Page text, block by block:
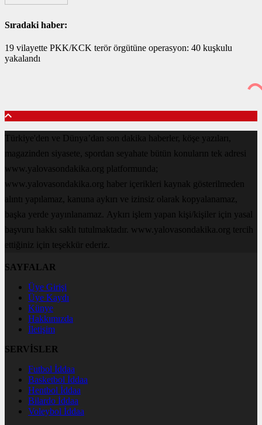
Sıradaki haber:
19 vilayette PKK/KCK terör örgütüne operasyon: 40 kuşkulu
yakalandı
Türkiye'den ve Dünya’dan son dakika haberler, köşe yazıları,
magazinden siyasete, spordan seyahate bütün konuların tek adresi
www.yalovasondakika.org platformunda;
www.yalovasondakika.org haber içerikleri kaynak gösterilmeden
alıntı yapılamaz, kanuna aykırı ve izinsiz olarak kopyalanamaz,
başka yerde yayınlanamaz. Aykırı işlem yapan kişi/kişiler için yasal
başvuru hakkı saklı tutulmaktadır. www.yalovasondakika.org tercih
ettiğiniz için teşekkür ederiz.
SAYFALAR
Üye Girişi
Üye Kaydı
Künye
Hakkımızda
İletişim
SERVİSLER
Futbol İddaa
Basketbol İddaa
Hentbol İddaa
Bilardo İddaa
Voleybol İddaa